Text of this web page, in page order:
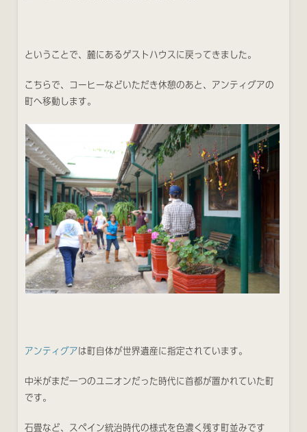
ということで、麓にあるゲストハウスに戻ってきました。
こちらで、コーヒーなどいただき休憩のあと、アンティグアの
町へ移動します。
アンティグアは町自体が世界遺産に指定されています。
中米がまだ一つのユニオンだった時代に首都が置かれていた町
です。
石畳など、スペイン統治時代の様式を色濃く残す町並みです